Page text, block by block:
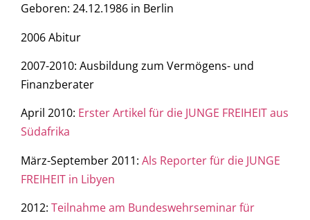
Geboren: 24.12.1986 in Berlin
2006 Abitur
2007-2010: Ausbildung zum Vermögens- und
Finanzberater
April 2010: Erster Artikel für die JUNGE FREIHEIT aus
Südafrika
März-September 2011: Als Reporter für die JUNGE
FREIHEIT in Libyen
2012: Teilnahme am Bundeswehrseminar für